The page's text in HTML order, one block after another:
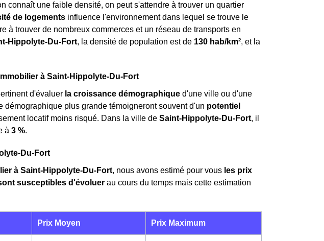
connaît une faible densité, on peut s'attendre à trouver un quartier
de logements influence l'environnement dans lequel se trouve le
à trouver de nombreux commerces et un réseau de transports en
Hippolyte-Du-Fort, la densité de population est de 130 hab/km², et la
à Saint-Hippolyte-Du-Fort
d'évaluer la croissance démographique d'une ville ou d'une
plus grande témoigneront souvent d'un potentiel
locatif moins risqué. Dans la ville de Saint-Hippolyte-Du-Fort, il
à 3 %.
Du-Fort
à Saint-Hippolyte-Du-Fort, nous avons estimé pour vous les prix
susceptibles d'évoluer au cours du temps mais cette estimation
Prix Moyen Prix Maximum